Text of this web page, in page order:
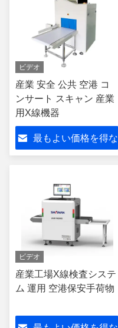
ビデオ
産業 安全 公共 空港 コ
ンサート スキャン 産業
用X線機器
最もよい価格を得な
ビデオ
産業工場X線検査システ
ム 運用 空港保安手荷物